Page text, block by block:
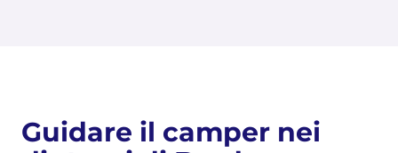
Guidare il camper nei